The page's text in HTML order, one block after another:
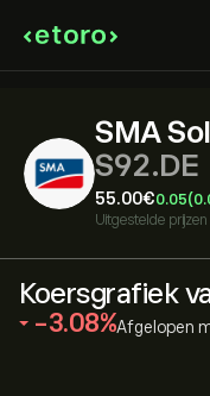
SMA
S92.DE
55.00‎€‎0.05
Uitgestelde
Koersgrafiek
‎-3.08‎ Afgelopen